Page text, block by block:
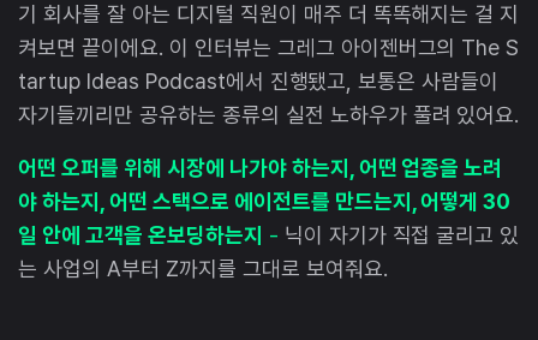
기 회사를 잘 아는 디지털 직원이 매주 더 똑똑해지는 걸 지
켜보면 끝이에요. 이 인터뷰는 그레그 아이젠버그의 The S
tartup Ideas Podcast에서 진행됐고, 보통은 사람들이
자기들끼리만 공유하는 종류의 실전 노하우가 풀려 있어요.
어떤 오퍼를 위해 시장에 나가야 하는지, 어떤 업종을 노려
야 하는지, 어떤 스택으로 에이전트를 만드는지, 어떻게 30
일 안에 고객을 온보딩하는지 - 닉이 자기가 직접 굴리고 있
는 사업의 A부터 Z까지를 그대로 보여줘요.